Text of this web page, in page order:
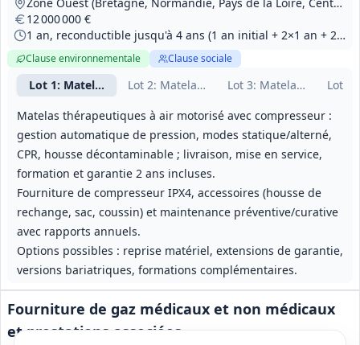
Lot 1: Matelas air motorisé — Zone Ouest
Lot 2: Matelas air motorisé — Zone
Lot 3: Matelas air Lot
Matelas thérapeutiques à air motorisé avec compresseur :
gestion automatique de pression, modes statique/alterné,
CPR, housse décontaminable ; livraison, mise en service,
formation et garantie 2 ans incluses.
Fourniture de compresseur IPX4, accessoires (housse de
rechange, sac, coussin) et maintenance préventive/curative
avec rapports annuels.
Options possibles : reprise matériel, extensions de garantie,
versions bariatriques, formations complémentaires.
12 000 000 €
1 an, reconductible jusqu'à 4 ans (1 an initial + 2×1 an + 2×0,5 an). Délais opérationnels : livraison équipements 10 semaines ; pièces détachées 3 semaines.
Clause environnementale Clause sociale
Fourniture de gaz médicaux et non médicaux
et prestations associées